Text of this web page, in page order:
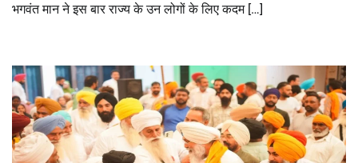
भगवंत मान ने इस बार राज्य के उन लोगों के लिए कदम […]